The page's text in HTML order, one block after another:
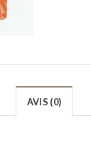
AVIS (0)